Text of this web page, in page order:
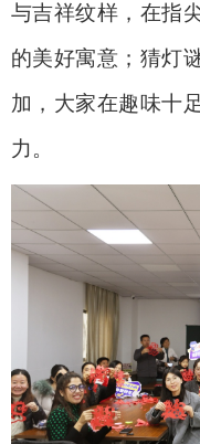
与吉祥纹样，在指
的美好寓意；猜灯
加，大家在趣味十
力。